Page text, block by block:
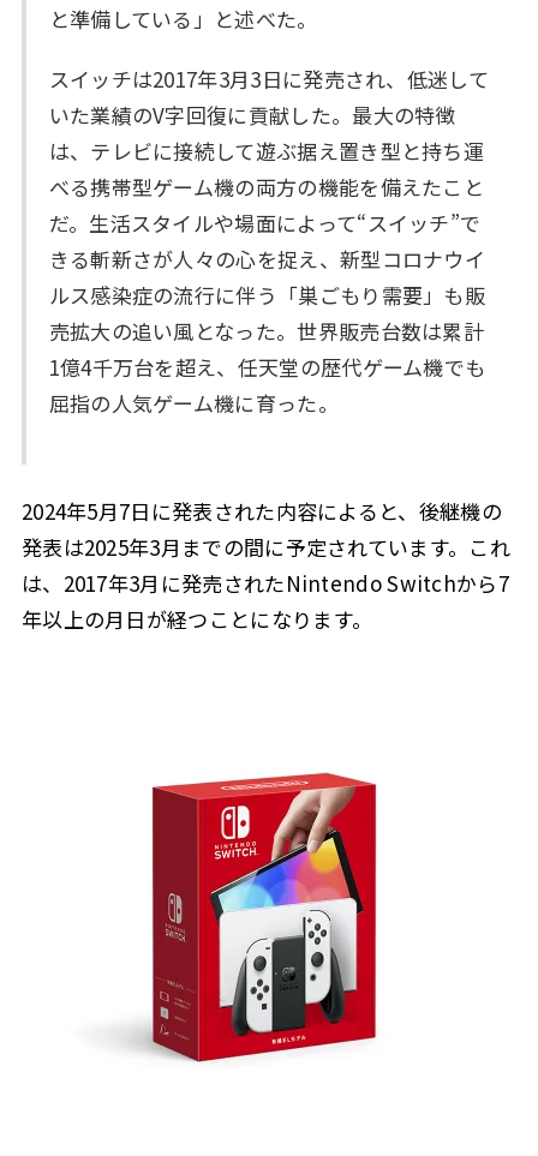
と準備している」と述べた。
スイッチは2017年3月3日に発売され、低迷して
いた業績のV字回復に貢献した。最大の特徴
は、テレビに接続して遊ぶ据え置き型と持ち運
べる携帯型ゲーム機の両方の機能を備えたこと
だ。生活スタイルや場面によって“スイッチ”で
きる斬新さが人々の心を捉え、新型コロナウイ
ルス感染症の流行に伴う「巣ごもり需要」も販
売拡大の追い風となった。世界販売台数は累計
1億4千万台を超え、任天堂の歴代ゲーム機でも
屈指の人気ゲーム機に育った。
2024年5月7日に発表された内容によると、後継機の
発表は2025年3月までの間に予定されています。これ
は、2017年3月に発売されたNintendo Switchから7
年以上の月日が経つことになります。